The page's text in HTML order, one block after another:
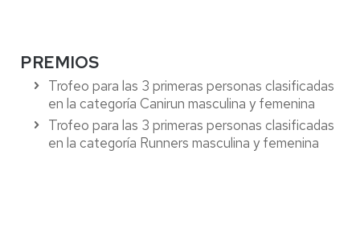
PREMIOS
Trofeo para las 3 primeras personas clasificadas
en la categoría Canirun masculina y femenina
Trofeo para las 3 primeras personas clasificadas
en la categoría Runners masculina y femenina